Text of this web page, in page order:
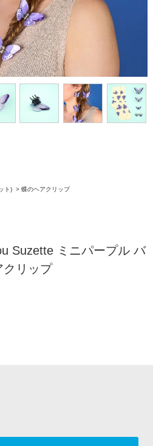
ト) > 蝶のヘアクリップ
Suzette ミニパープル バ
クリップ